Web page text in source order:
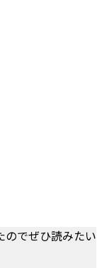
のでぜひ読みたい